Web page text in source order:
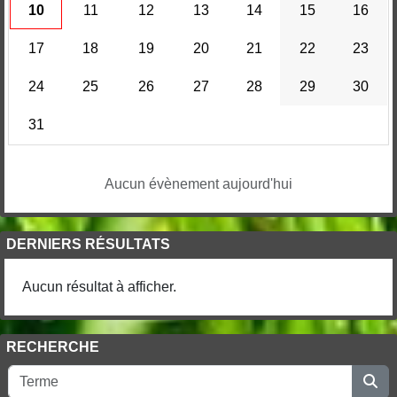
10 11 12 13 14 15 16
17 18 19 20 21 22 23
24 25 26 27 28 29 30
31
Aucun évènement aujourd'hui
DERNIERS RÉSULTATS
Aucun résultat à afficher.
RECHERCHE